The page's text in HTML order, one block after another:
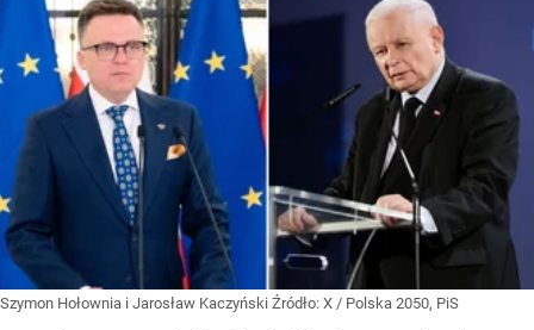
Szymon Hołownia i Jarosław Kaczyński Źródło: X / Polska 2050, PiS